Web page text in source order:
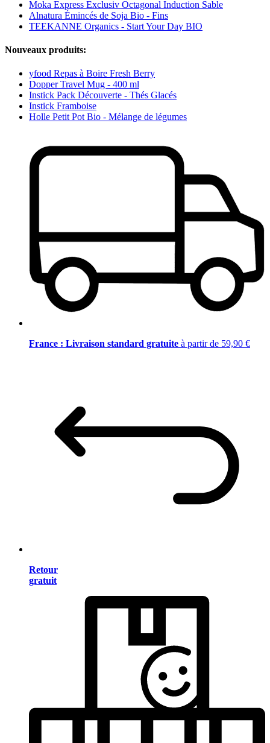
Moka Express Exclusiv Octagonal Induction Sable
Alnatura Émincés de Soja Bio - Fins
TEEKANNE Organics - Start Your Day BIO
Nouveaux produits:
yfood Repas à Boire Fresh Berry
Dopper Travel Mug - 400 ml
Instick Pack Découverte - Thés Glacés
Instick Framboise
Holle Petit Pot Bio - Mélange de légumes
France : Livraison standard gratuite à partir de 59,90 €
Retour
gratuit